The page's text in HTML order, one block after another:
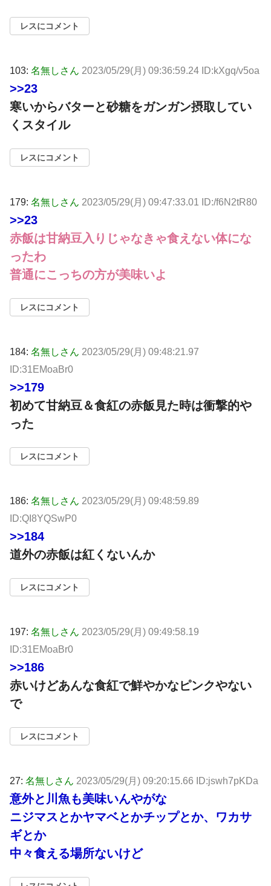
レスにコメント
103: 名無しさん 2023/05/29(月) 09:36:59.24 ID:kXgq/v5oa
>>23
寒いからバターと砂糖をガンガン摂取してい
くスタイル
レスにコメント
179: 名無しさん 2023/05/29(月) 09:47:33.01 ID:/f6N2tR80
>>23
赤飯は甘納豆入りじゃなきゃ食えない体にな
ったわ
普通にこっちの方が美味いよ
レスにコメント
184: 名無しさん 2023/05/29(月) 09:48:21.97
ID:31EMoaBr0
>>179
初めて甘納豆＆食紅の赤飯見た時は衝撃的や
った
レスにコメント
186: 名無しさん 2023/05/29(月) 09:48:59.89
ID:QI8YQSwP0
>>184
道外の赤飯は紅くないんか
レスにコメント
197: 名無しさん 2023/05/29(月) 09:49:58.19
ID:31EMoaBr0
>>186
赤いけどあんな食紅で鮮やかなピンクやない
で
レスにコメント
27: 名無しさん 2023/05/29(月) 09:20:15.66 ID:jswh7pKDa
意外と川魚も美味いんやがな
ニジマスとかヤマベとかチップとか、ワカサ
ギとか
中々食える場所ないけど